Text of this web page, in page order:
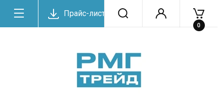
Прайс-лист
0